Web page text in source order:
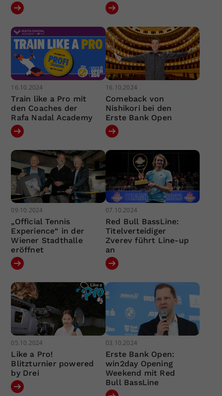
16.10.2024
Train like a Pro mit
den Coaches der
Rafa Nadal Academy
16.10.2024
Comeback von
Nishikori bei den
Erste Bank Open
09.10.2024
„Official Tennis
Experience“ in der
Wiener Stadthalle
eröffnet
07.10.2024
Red Bull BassLine:
Titelverteidiger
Zverev führt Line-up
an
05.10.2024
Like a Pro!
Blitzturnier powered
by Drei
03.10.2024
Erste Bank Open:
win2day Opening
Weekend mit Red
Bull BassLine